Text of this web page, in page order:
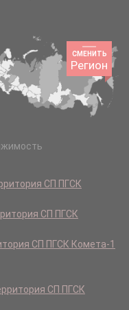
СМЕНИТЬ
Регион
СП ПГСК
СП ПГСК
СП ПГСК Комета-1
СП ПГСК